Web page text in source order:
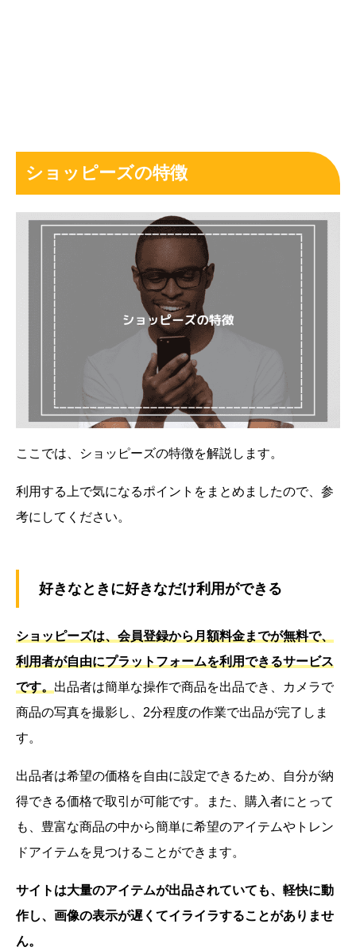
ショッピーズの特徴
ここでは、ショッピーズの特徴を解説します。
利用する上で気になるポイントをまとめましたので、参
考にしてください。
好きなときに好きなだけ利用ができる
ショッピーズは、会員登録から月額料金までが無料で、
利用者が自由にプラットフォームを利用できるサービス
です。 出品者は簡単な操作で商品を出品でき、カメラで
商品の写真を撮影し、2分程度の作業で出品が完了しま
す。
出品者は希望の価格を自由に設定できるため、自分が納
得できる価格で取引が可能です。また、購入者にとって
も、豊富な商品の中から簡単に希望のアイテムやトレン
ドアイテムを見つけることができます。
サイトは大量のアイテムが出品されていても、軽快に動
作し、画像の表示が遅くてイライラすることがありませ
ん。